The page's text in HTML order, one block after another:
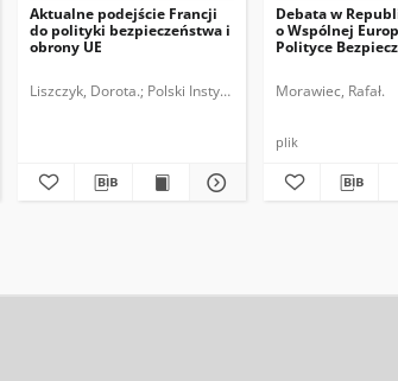
Aktualne podejście Francji
do polityki bezpieczeństwa i
obrony UE
Liszczyk, Dorota. Polski Instytut Spraw
Debata w
o Wspólnej
Polityce
Morawiec, Rafał.
plik